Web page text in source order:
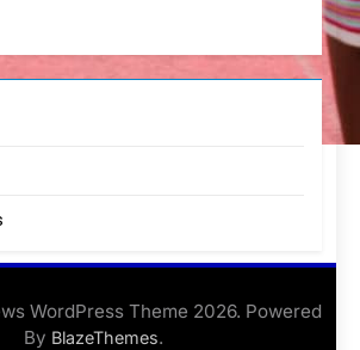
WordPress Theme 2026. Powered
By BlazeThemes.